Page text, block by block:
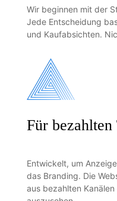
Wir beginnen mit der
Jede Entscheidung
und Kaufabsichten.
Für
Entwickelt, um
das Branding. Die
aus bezahlten